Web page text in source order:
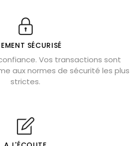
non chauffée
la maison
magiques
pierres choisir
et protection
argent 925
SÉCURISÉ
Vos transactions sont
aux normes de sécurité les plus
strictes.